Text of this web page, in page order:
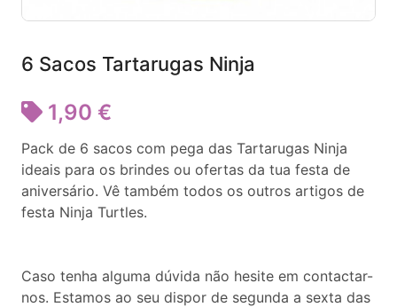
6 Sacos Tartarugas Ninja
1,90 €
Pack de 6 sacos com pega das Tartarugas Ninja
ideais para os brindes ou ofertas da tua festa de
aniversário. Vê também todos os outros artigos de
festa Ninja Turtles.
Caso tenha alguma dúvida não hesite em contactar-
nos. Estamos ao seu dispor de segunda a sexta das